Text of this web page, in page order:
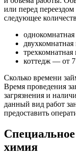
или перед
следующее
коттедж — от 7
Сколько времени
Время проведения
загрязнения и
данный вид работ
предоставить
химия